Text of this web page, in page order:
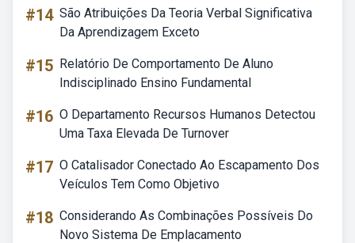
#14 São Atribuições Da Teoria Verbal Significativa
Da Aprendizagem Exceto
#15 Relatório De Comportamento De Aluno
Indisciplinado Ensino Fundamental
#16 O Departamento Recursos Humanos Detectou
Uma Taxa Elevada De Turnover
#17 O Catalisador Conectado Ao Escapamento Dos
Veículos Tem Como Objetivo
#18 Considerando As Combinações Possíveis Do
Novo Sistema De Emplacamento